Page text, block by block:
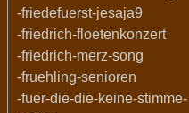
-friedefuerst-jesaja9
-friedrich-floetenkonzert
-friedrich-merz-song
-fruehling-senioren
-fuer-die-die-keine-stimme-